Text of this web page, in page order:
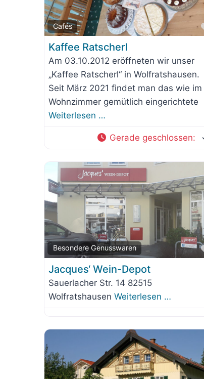
Cafés
Kaffee Ratscherl
Am 03.10.2012 eröffneten wir unser
„Kaffee Ratscherl“ in Wolfratshausen.
Seit März 2021 findet man das wie im
Wohnzimmer gemütlich eingerichtete
Weiterlesen …
Gerade geschlossen:
Besondere Genusswaren
Jacques‘ Wein-Depot
Sauerlacher Str. 14 82515
Wolfratshausen Weiterlesen …